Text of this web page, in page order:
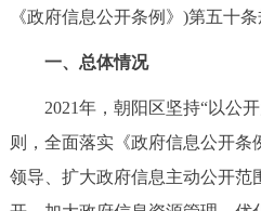
政策兑现
决策公开 专题公
政务服务
《政府信息公开条例》)第五十
一、总体情况
2021年，朝阳区坚持“以公开
则，全面落实《政府信息公开条
领导、扩大政府信息主动公开范